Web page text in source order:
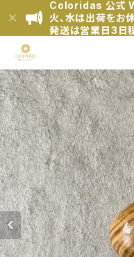
Coloridas 公式
火、水は出荷をお休
発送は営業日3日